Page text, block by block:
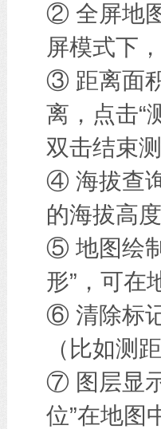
② 全屏地
屏模式下
③ 距离面
离，点击“
双击结束测
④ 海拔查
的海拔高
⑤ 地图绘
形”，可在
⑥ 清除标
（比如测
⑦ 图层显
位”在地图